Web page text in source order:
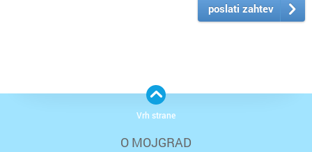
poslati zahtev
O MOJGRAD
Vrh strane